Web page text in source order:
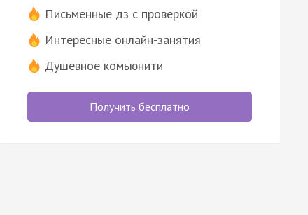
Письменные дз с проверкой
Интересные онлайн-занятия
Душевное комьюнити
Получить бесплатно